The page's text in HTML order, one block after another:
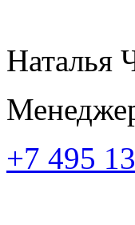
Наталья
+7 495